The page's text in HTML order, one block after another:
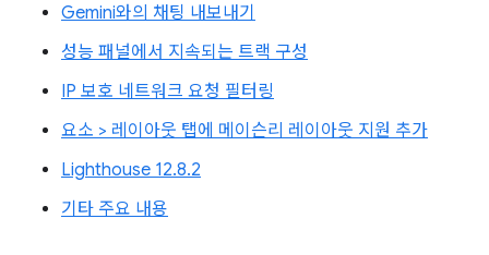
Gemini와의 채팅 내보내기
성능 패널에서 지속되는 트랙 구성
IP 보호 네트워크 요청 필터링
요소 > 레이아웃 탭에 메이슨리 레이아웃 지원 추가
Lighthouse 12.8.2
기타 주요 내용